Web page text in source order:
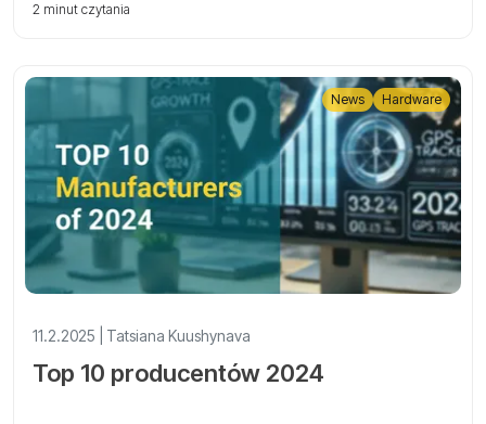
prelegent już teraz!
2 minut czytania
11.2.2025 | Tatsiana Kuushynava
Top 10 producentów 2024
News Hardware